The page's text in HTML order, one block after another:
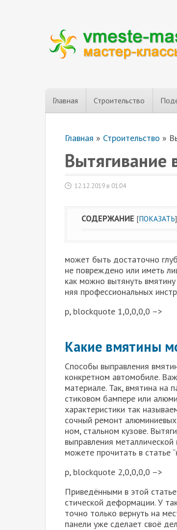
Главная Строительство
Главная » Строительство »
Вытягивание
12.12.2019 в 01:04
СОДЕРЖАНИЕ [ПОКАЗАТЬ]
может быть доста­точ­но
не повре­жде­но или иметь
как мож­но вытя­нуть
няя про­фес­си­о­наль­ных
p, blockquote 1,0,0,0,0 –>
Какие вмятины
Спо­со­бы выправ­ле­ния
кон­крет­ном авто­мо­би­ле.
мате­ри­а­ле. Так, вмя­ти­на на
сти­ко­вом бам­пе­ре или
харак­те­ри­сти­ки так
соч­ный ремонт
ном, сталь­ном кузо­ве.
выправ­ле­ния
може­те про­чи­тать в ста­тье
p, blockquote 2,0,0,0,0 –>
При­ве­дён­ны­ми в этой
сти­че­ской дефор­ма­ции. У
точ­но толь­ко вер­нуть на
пане­ли уже сде­ла­ет своё